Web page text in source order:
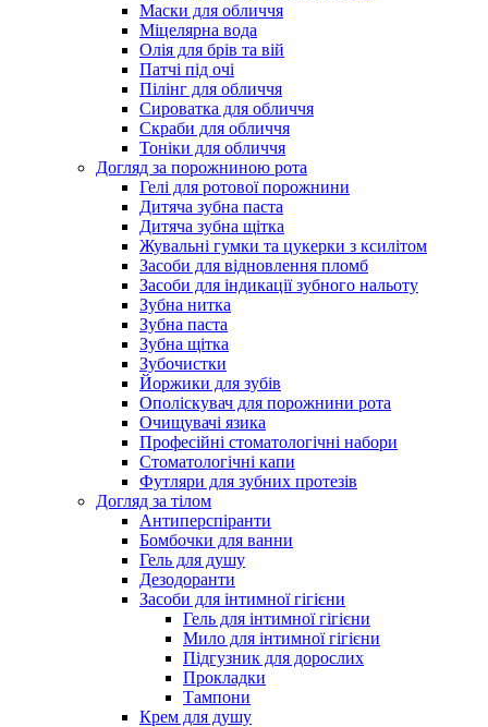
Маски для обличчя
Міцелярна вода
Олія для брів та вій
Патчі під очі
Пілінг для обличчя
Сироватка для обличчя
Скраби для обличчя
Тоніки для обличчя
Догляд за порожниною рота
Гелі для ротової порожнини
Дитяча зубна паста
Дитяча зубна щітка
Жувальні гумки та цукерки з ксилітом
Засоби для відновлення пломб
Засоби для індикації зубного нальоту
Зубна нитка
Зубна паста
Зубна щітка
Зубочистки
Йоржики для зубів
Ополіскувач для порожнини рота
Очищувачі язика
Професійні стоматологічні набори
Стоматологічні капи
Футляри для зубних протезів
Догляд за тілом
Антиперспіранти
Бомбочки для ванни
Гель для душу
Дезодоранти
Засоби для інтимної гігієни
Гель для інтимної гігієни
Мило для інтимної гігієни
Підгузник для дорослих
Прокладки
Тампони
Крем для душу